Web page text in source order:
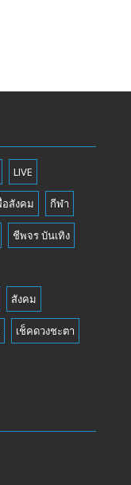
LIVE
อสังคม กีฬา
ชีพจร บันเทิง
สังคม
เช็คดวงชะตา